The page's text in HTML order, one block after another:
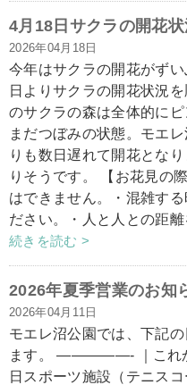
4月18日サクラの開花状
2026年04月18日
今年はサクラの開花がず
日よりサクラの開花状況
のサクラの森は全体的に
まだつぼみの状態。モエ
りも数日遅れて開花とな
りそうです。 【お花見の
はできません。・混雑す
ださい。・人と人との距離
続きを読む >
2026年夏季営業のお知
2026年04月11日
モエレ沼公園では、下記
ます。 —————- ｜これか
日スポーツ施設（テニス